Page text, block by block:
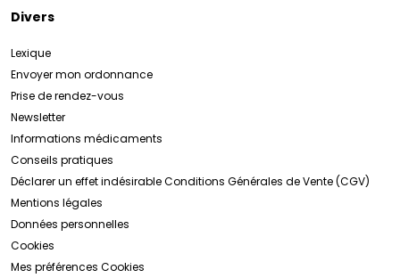
Divers
Lexique
Envoyer mon ordonnance
Prise de rendez-vous
Newsletter
Informations médicaments
Conseils pratiques
Déclarer un effet indésirableConditions Générales de Vente (CGV)
Mentions légales
Données personnelles
Cookies
Mes préférences Cookies